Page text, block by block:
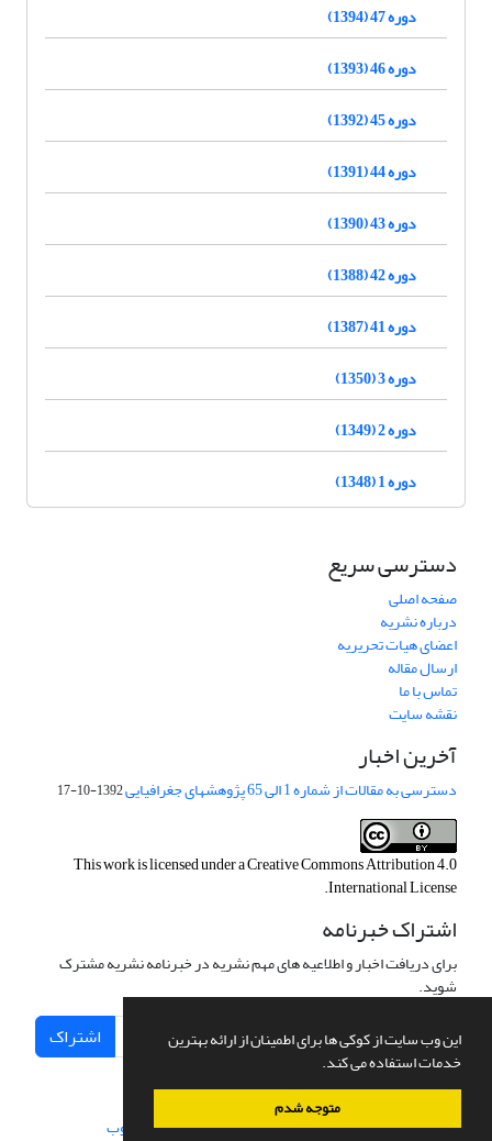
این وب سایت از کوکی ها برای اطمینان از ارائه بهترین
خدمات استفاده می کند.
متوجه شدم
دوره 47 (1394)
دوره 46 (1393)
دوره 45 (1392)
دوره 44 (1391)
دوره 43 (1390)
دوره 42 (1388)
دوره 41 (1387)
دوره 3 (1350)
دوره 2 (1349)
دوره 1 (1348)
دسترسی سریع
صفحه اصلی
درباره نشریه
اعضای هیات تحریریه
ارسال مقاله
تماس با ما
نقشه سایت
آخرین اخبار
دسترسی به مقالات از شماره 1 الی 65 پژوهشهای جغرافیایی 1392-10-17
This work is licensed under aCreative Commons Attribution 4.0
International License
.
اشتراک خبرنامه
برای دریافت اخبار و اطلاعیه های مهم نشریه در خبرنامه نشریه مشترک
شوید.
اشتراک
سامانه مدیریت نشریات علمی.طراحی و پیاده سازی از سیناوب